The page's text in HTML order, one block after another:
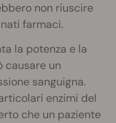
non riuscire
farmaci.
la potenza e la
causare un
sanguigna.
enzimi del
che un paziente